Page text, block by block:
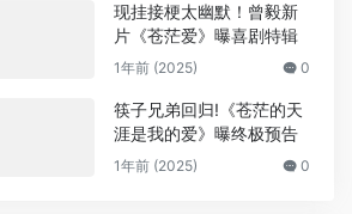
现挂接梗太幽默！曾毅新
片《苍茫爱》曝喜剧特辑
1年前 (2025) 0
筷子兄弟回归!《苍茫的天
涯是我的爱》曝终极预告
1年前 (2025) 0